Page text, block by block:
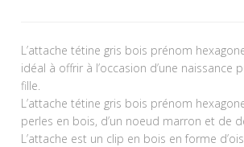
L’attache tétine gris bois prénom
idéal à offrir à l’occasion d’une naissance
fille.
L’attache tétine gris bois prénom
perles en bois, d’un noeud marron et de
L’attache est un clip en bois en forme